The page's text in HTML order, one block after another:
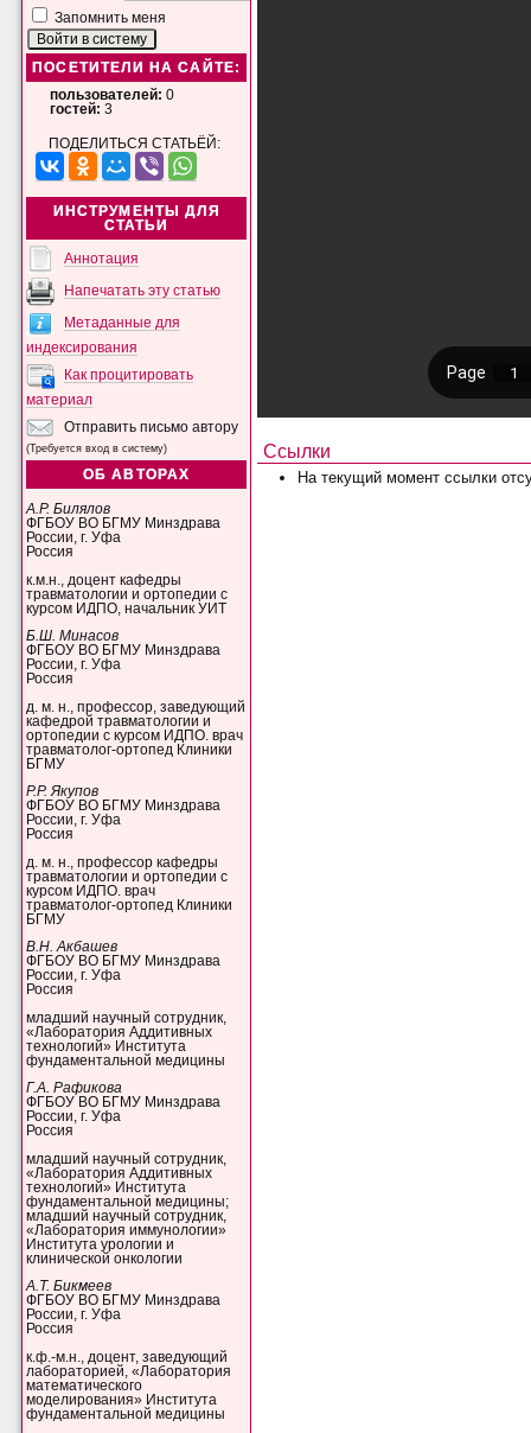
Запомнить меня
ПОСЕТИТЕЛИ НА САЙТЕ:
пользователей: 0
гостей: 3
ПОДЕЛИТЬСЯ СТАТЬЁЙ:
ИНСТРУМЕНТЫ ДЛЯ
СТАТЬИ
Аннотация
Напечатать эту статью
Метаданные для
индексирования
Как процитировать
материал
Отправить письмо автору
(Требуется вход в систему)
ОБ АВТОРАХ
А.Р. Билялов
ФГБОУ ВО БГМУ Минздрава
России, г. Уфа
Россия
к.м.н., доцент кафедры
травматологии и ортопедии с
курсом ИДПО, начальник УИТ
Б.Ш. Минасов
ФГБОУ ВО БГМУ Минздрава
России, г. Уфа
Россия
д. м. н., профессор, заведующий
кафедрой травматологии и
ортопедии с курсом ИДПО. врач
травматолог-ортопед Клиники
БГМУ
Р.Р. Якупов
ФГБОУ ВО БГМУ Минздрава
России, г. Уфа
Россия
д. м. н., профессор кафедры
травматологии и ортопедии с
курсом ИДПО. врач
травматолог-ортопед Клиники
БГМУ
В.Н. Акбашев
ФГБОУ ВО БГМУ Минздрава
России, г. Уфа
Россия
младший научный сотрудник,
«Лаборатория Аддитивных
технологий» Института
фундаментальной медицины
Г.А. Рафикова
ФГБОУ ВО БГМУ Минздрава
России, г. Уфа
Россия
младший научный сотрудник,
«Лаборатория Аддитивных
технологий» Института
фундаментальной медицины;
младший научный сотрудник,
«Лаборатория иммунологии»
Института урологии и
клинической онкологии
А.Т. Бикмеев
ФГБОУ ВО БГМУ Минздрава
России, г. Уфа
Россия
к.ф.-м.н., доцент, заведующий
лабораторией, «Лаборатория
математического
моделирования» Института
фундаментальной медицины
Ссылки
На текущий момент ссылки